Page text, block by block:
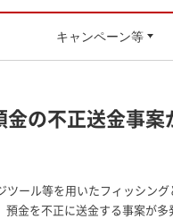
キャンペーン等
の不正送金事
ール等を用いたフィッシン
金を不正に送金する事案が